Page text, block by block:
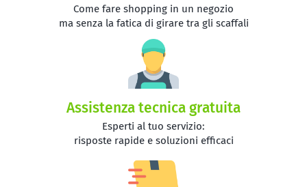
Come fare shopping in un negozio
ma senza la fatica di girare tra gli scaffali
Assistenza tecnica gratuita
Esperti al tuo servizio:
risposte rapide e soluzioni efficaci